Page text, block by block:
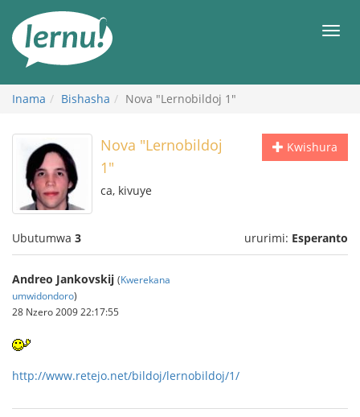
rupapuro
rw'ibirimwo
Inama Bishasha Nova "Lernobildoj 1"
Kwishura
Nova "Lernobildoj
1"
ca, kivuye
Ubutumwa 3 ururimi: Esperanto
Andreo Jankovskij (Kwerekana
umwidondoro)
28 Nzero 2009 22:17:55
http://www.retejo.net/bildoj/lernobildoj/1/